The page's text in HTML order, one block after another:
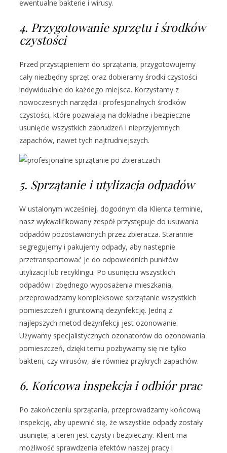
ewentualne bakterie i wirusy.
4. Przygotowanie sprzętu i środków
czystości
Przed przystąpieniem do sprzątania, przygotowujemy
cały niezbędny sprzęt oraz dobieramy środki czystości
indywidualnie do każdego miejsca. Korzystamy z
nowoczesnych narzędzi i profesjonalnych środków
czystości, które pozwalają na dokładne i bezpieczne
usunięcie wszystkich zabrudzeń i nieprzyjemnych
zapachów, nawet tych najtrudniejszych.
5. Sprzątanie i utylizacja odpadów
W ustalonym wcześniej, dogodnym dla Klienta terminie,
nasz wykwalifikowany zespół przystępuje do usuwania
odpadów pozostawionych przez zbieracza. Starannie
segregujemy i pakujemy odpady, aby następnie
przetransportować je do odpowiednich punktów
utylizacji lub recyklingu. Po usunięciu wszystkich
odpadów i zbędnego wyposażenia mieszkania,
przeprowadzamy kompleksowe sprzątanie wszystkich
pomieszczeń i gruntowną dezynfekcję. Jedną z
najlepszych metod dezynfekcji jest ozonowanie.
Używamy specjalistycznych ozonatorów do ozonowania
pomieszczeń, dzięki temu pozbywamy się nie tylko
bakterii, czy wirusów, ale również przykrych zapachów.
6. Końcowa inspekcja i odbiór prac
Po zakończeniu sprzątania, przeprowadzamy końcową
inspekcję, aby upewnić się, że wszystkie odpady zostały
usunięte, a teren jest czysty i bezpieczny. Klient ma
możliwość sprawdzenia efektów naszej pracy i